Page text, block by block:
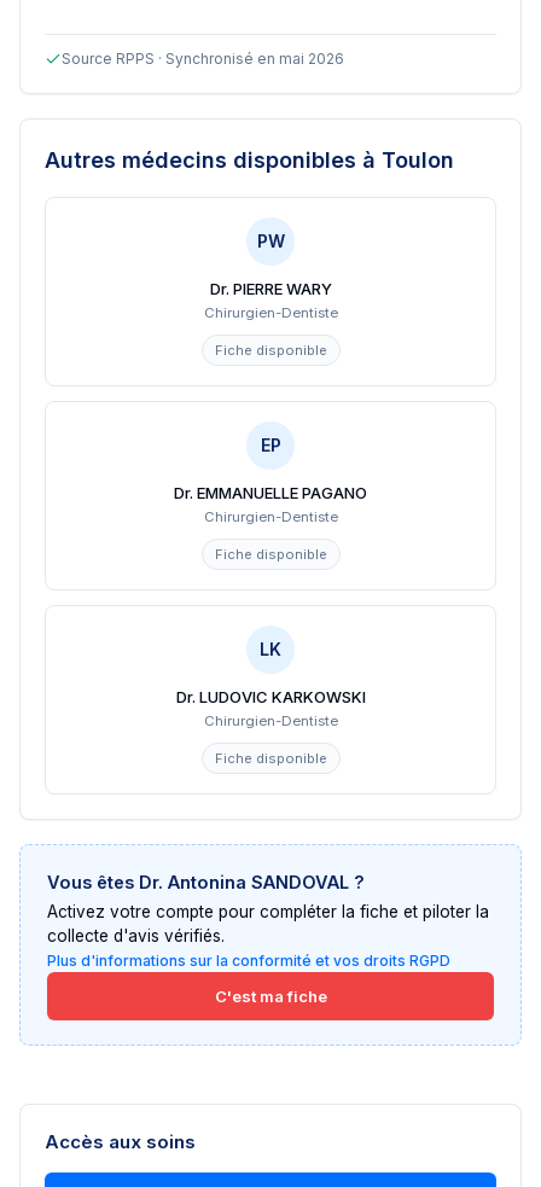
Source RPPS · Synchronisé en mai 2026
Autres médecins disponibles à Toulon
PW
Dr. PIERRE WARY
Chirurgien-Dentiste
Fiche disponible
EP
Dr. EMMANUELLE PAGANO
Chirurgien-Dentiste
Fiche disponible
LK
Dr. LUDOVIC KARKOWSKI
Chirurgien-Dentiste
Fiche disponible
Vous êtes Dr. Antonina SANDOVAL ?
Activez votre compte pour compléter la fiche et piloter la
collecte d'avis vérifiés.
Plus d'informations sur la conformité et vos droits RGPD
C'est ma fiche
Accès aux soins